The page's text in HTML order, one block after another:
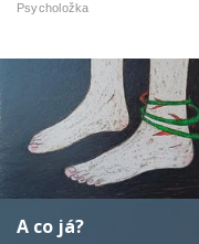
Psycholožka
A co já?